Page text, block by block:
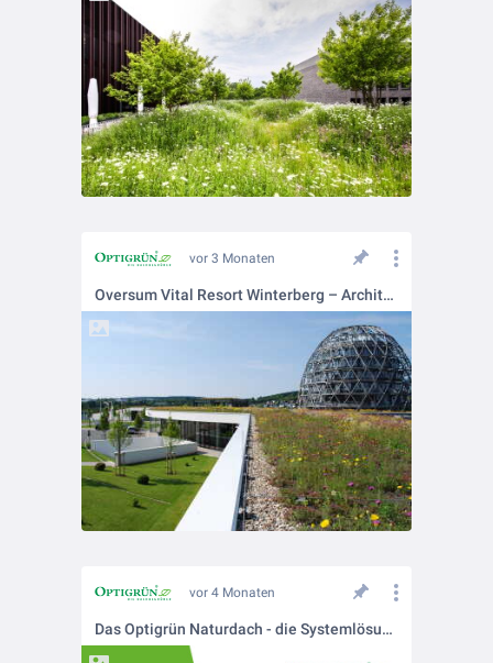
vor 3 Monaten
Oversum Vital Resort Winterberg – Architektur trifft Biodiversität.
vor 4 Monaten
Das Optigrün Naturdach - die Systemlösung für mehr Biodiversität.